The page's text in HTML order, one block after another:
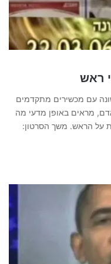
ראש
עם מכשירים מתקדמים
מראים באופן מדעי מה
על הראש. משך הסרטון: